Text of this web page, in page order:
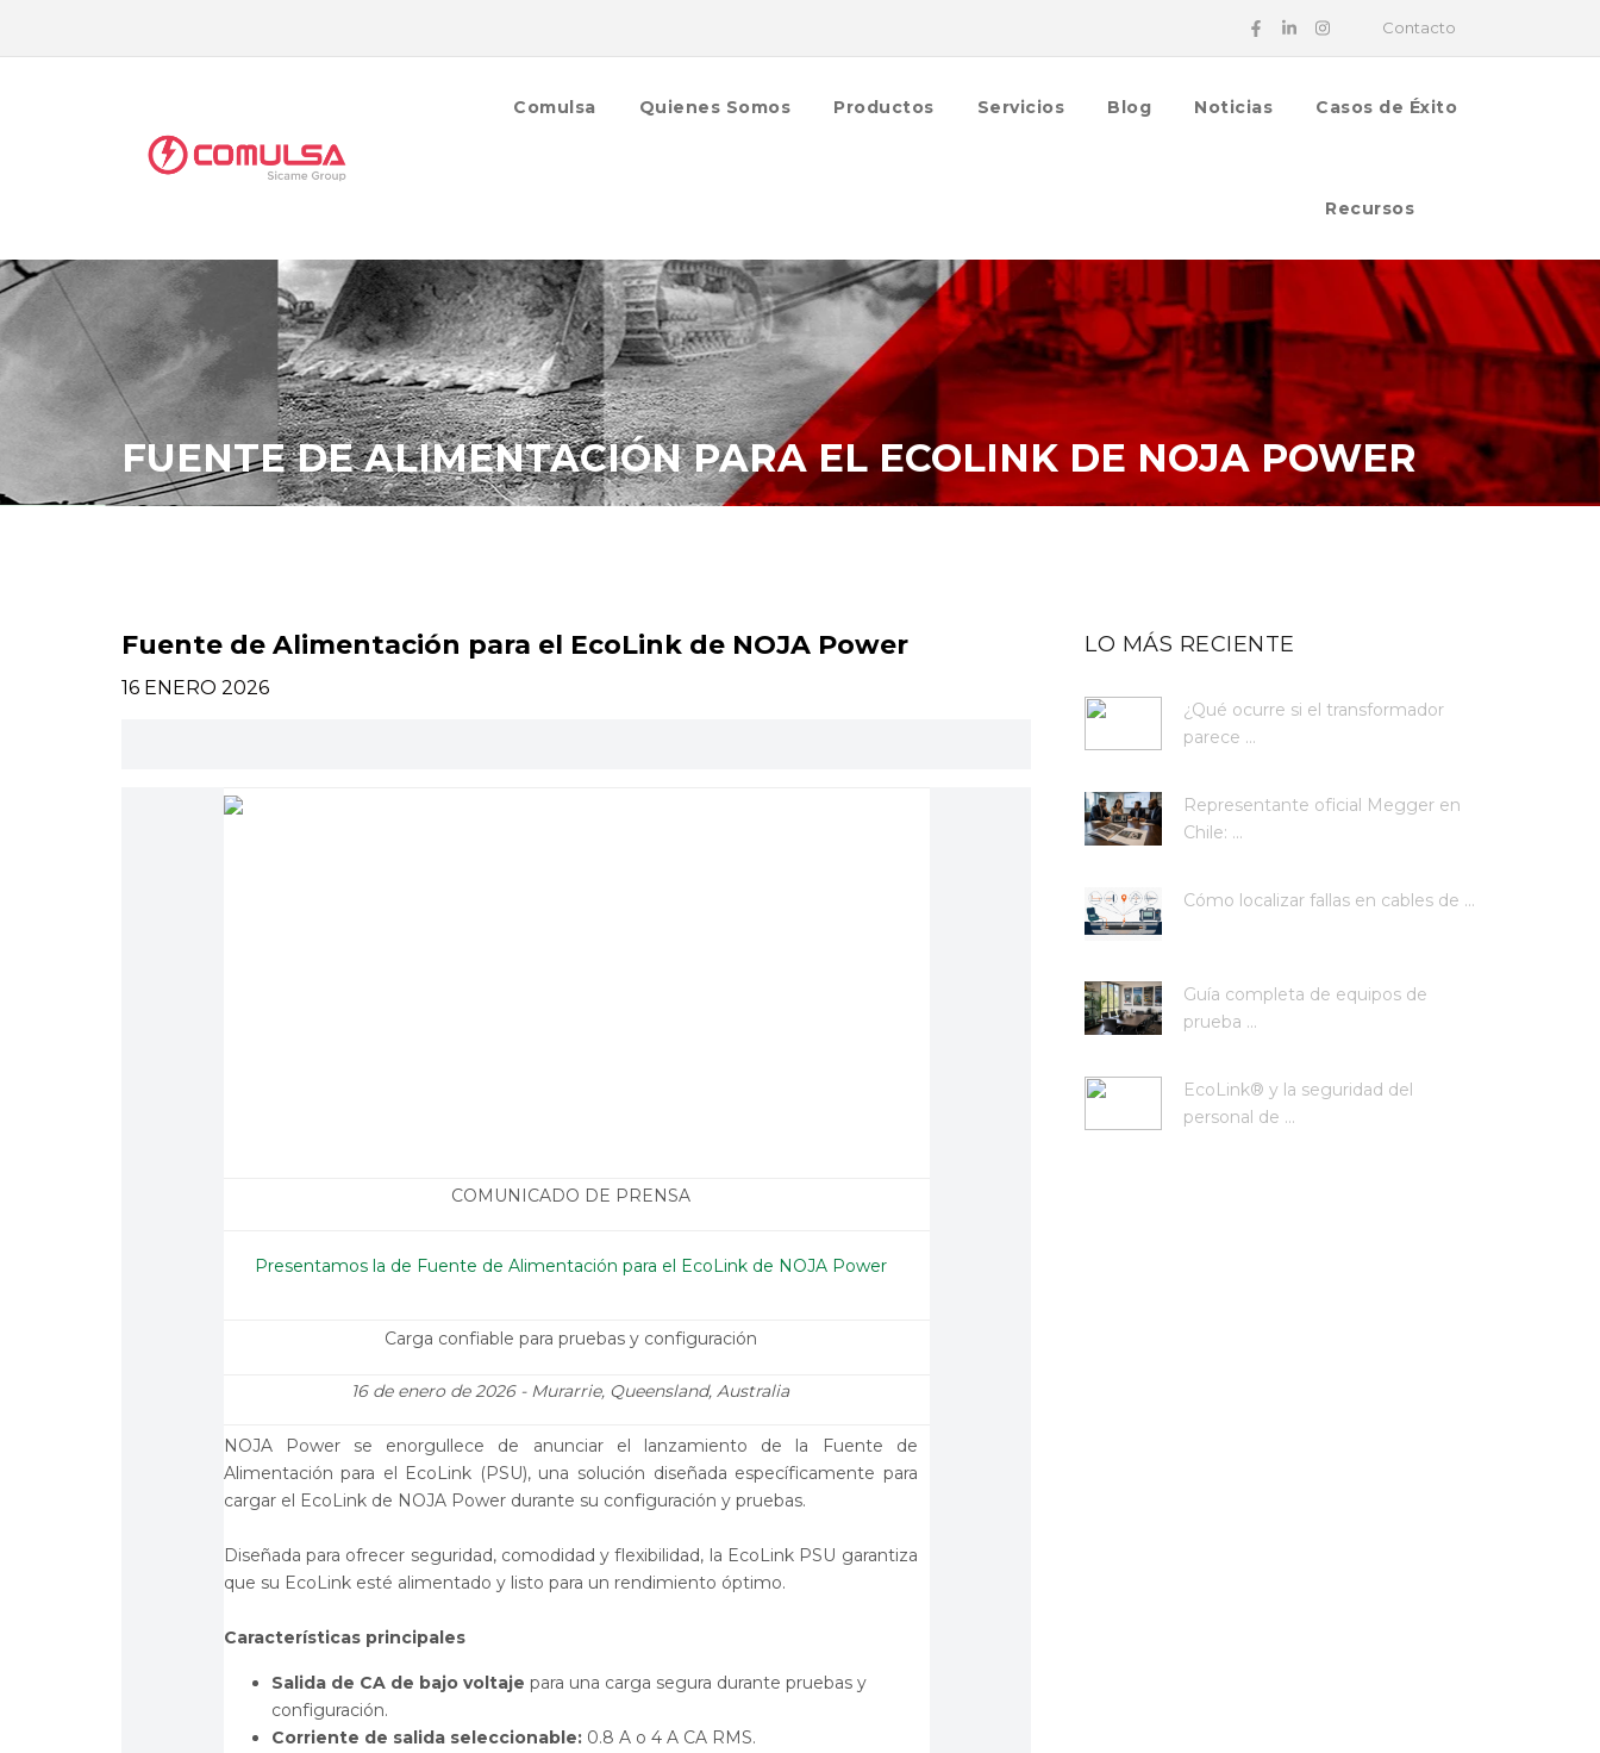
Contacto
Comulsa Quienes Somos Productos Servicios Blog Noticias Casos de Éxito
Recursos
FUENTE DE ALIMENTACIÓN PARA EL ECOLINK DE NOJA POWER
Fuente de Alimentación para el EcoLink de NOJA Power
16 ENERO 2026
COMUNICADO DE PRENSA
Presentamos la de Fuente de Alimentación para el EcoLink de NOJA Power
Carga confiable para pruebas y configuración
16 de enero de 2026 - Murarrie, Queensland, Australia
NOJA Power se enorgullece de anunciar el lanzamiento de la Fuente de
Alimentación para el EcoLink (PSU), una solución diseñada específicamente para
cargar el EcoLink de NOJA Power durante su configuración y pruebas.
Diseñada para ofrecer seguridad, comodidad y flexibilidad, la EcoLink PSU garantiza
que su EcoLink esté alimentado y listo para un rendimiento óptimo.
Características principales
Salida de CA de bajo voltaje para una carga segura durante pruebas y
configuración.
Corriente de salida seleccionable:0.8 A o 4 A CA RMS.
LO MÁS RECIENTE
¿Qué ocurre si el transformador
parece ...
Representante oficial Megger en
Chile: ...
Cómo localizar fallas en cables de ...
Guía completa de equipos de
prueba ...
EcoLink® y la seguridad del
personal de ...